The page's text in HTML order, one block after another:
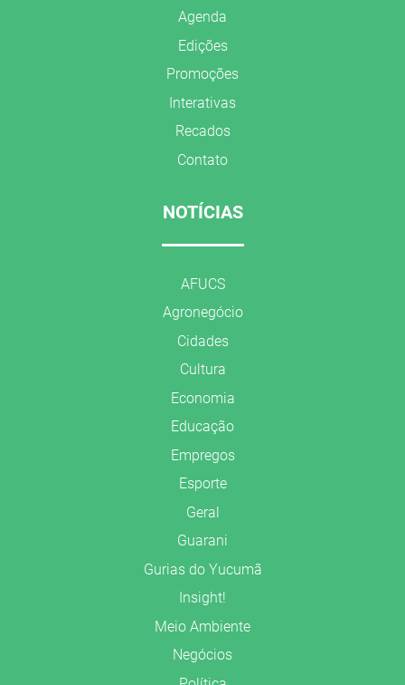
Agenda
Edições
Promoções
Interativas
Recados
Contato
NOTÍCIAS
AFUCS
Agronegócio
Cidades
Cultura
Economia
Educação
Empregos
Esporte
Geral
Guarani
Gurias do Yucumã
Insight!
Meio Ambiente
Negócios